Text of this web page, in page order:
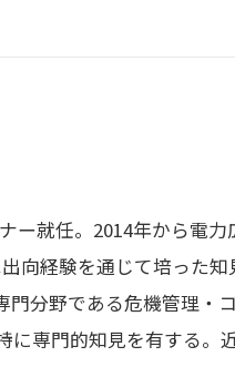
ー就任。2014年から電
向経験を通じて培った
分野である危機管理・
専門的知見を有する。